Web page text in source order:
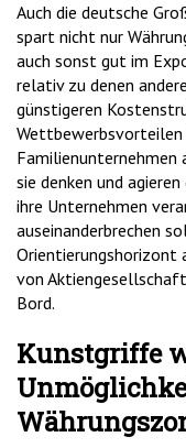
Auch die deutsche
spart nicht nur
auch sonst gut im
relativ zu denen
günstigeren
Wettbewerbsvorteilen
Familienunternehmen
sie denken und
ihre Unternehmen
auseinanderbrechen
von
Bord.
Kunstgriffe